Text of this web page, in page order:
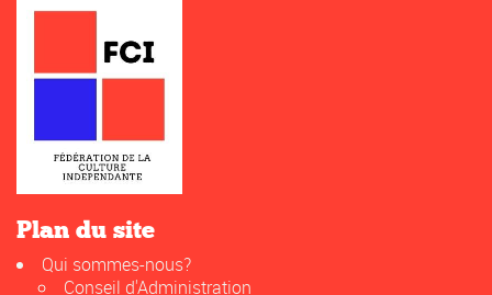
Plan du site
Qui sommes-nous?
Conseil d'Administration